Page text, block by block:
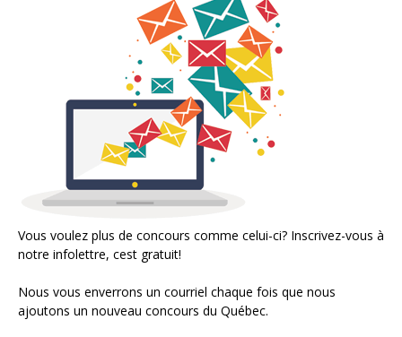
Vous voulez plus de concours comme celui-ci? Inscrivez-vous à
notre infolettre, cest gratuit!
Nous vous enverrons un courriel chaque fois que nous
ajoutons un nouveau concours du Québec.